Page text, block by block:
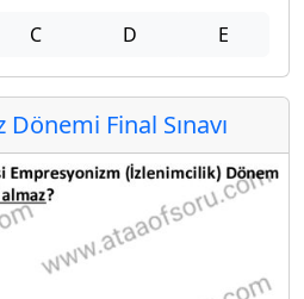
C D E
Final Sınavı